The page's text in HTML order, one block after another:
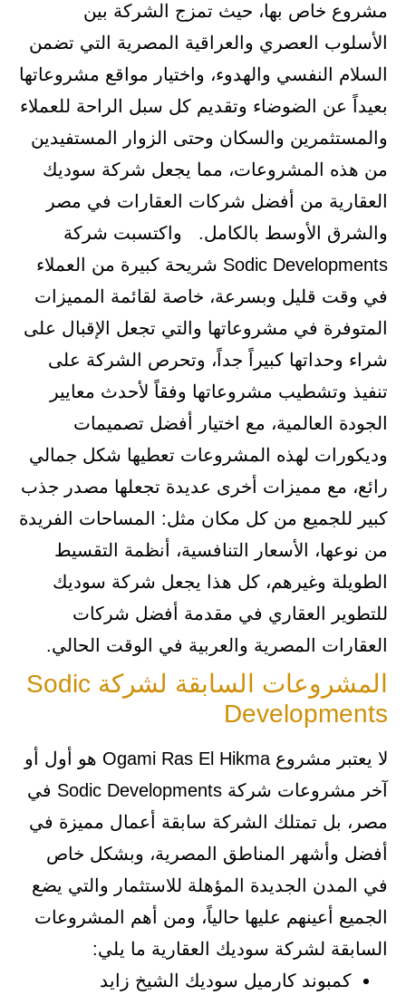
مشروع خاص بها، حيث تمزج الشركة بين
الأسلوب العصري والعراقية المصرية التي تضمن
السلام النفسي والهدوء، واختيار مواقع مشروعاتها
بعيداً عن الضوضاء وتقديم كل سبل الراحة للعملاء
والمستثمرين والسكان وحتى الزوار المستفيدين
من هذه المشروعات، مما يجعل شركة سوديك
العقارية من أفضل شركات العقارات في مصر
والشرق الأوسط بالكامل. واكتسبت شركة
Sodic Developments شريحة كبيرة من العملاء
في وقت قليل وبسرعة، خاصة لقائمة المميزات
المتوفرة في مشروعاتها والتي تجعل الإقبال على
شراء وحداتها كبيراً جداً، وتحرص الشركة على
تنفيذ وتشطيب مشروعاتها وفقاً لأحدث معايير
الجودة العالمية، مع اختيار أفضل تصميمات
وديكورات لهذه المشروعات تعطيها شكل جمالي
رائع، مع مميزات أخرى عديدة تجعلها مصدر جذب
كبير للجميع من كل مكان مثل: المساحات الفريدة
من نوعها، الأسعار التنافسية، أنظمة التقسيط
الطويلة وغيرهم، كل هذا يجعل شركة سوديك
للتطوير العقاري في مقدمة أفضل شركات
العقارات المصرية والعربية في الوقت الحالي.
المشروعات السابقة لشركة Sodic
Developments
لا يعتبر مشروع Ogami Ras El Hikma هو أول أو
آخر مشروعات شركة Sodic Developments في
مصر، بل تمتلك الشركة سابقة أعمال مميزة في
أفضل وأشهر المناطق المصرية، وبشكل خاص
في المدن الجديدة المؤهلة للاستثمار والتي يضع
الجميع أعينهم عليها حالياً، ومن أهم المشروعات
السابقة لشركة سوديك العقارية ما يلي:
كمبوند كارميل سوديك الشيخ زايد